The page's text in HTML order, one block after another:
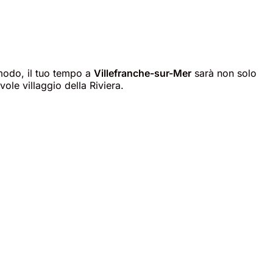
il tuo tempo a Villefranche-sur-Mer sarà non solo
villaggio della Riviera.